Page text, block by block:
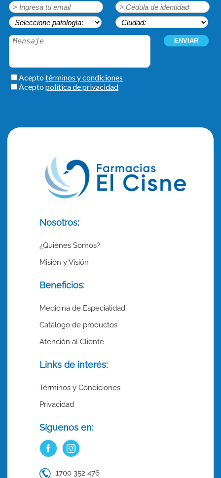
Nosotros:
¿Quiénes Somos?
Misión y Visión
Beneficios:
Medicina de Especialidad
Catálogo de productos
Atención al Cliente
Links de interés:
Términos y Condiciones
Privacidad
Síguenos en:
1700 352 476